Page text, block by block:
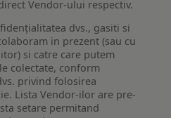
Vendor-ului respectiv.
dvs., gasiti si
in prezent (sau cu
si catre care putem
colectate, conform
privind folosirea
Lista Vendor-ilor are pre-
setare permitand